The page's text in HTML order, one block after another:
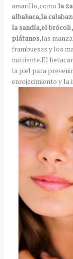
amarillo,como la
albahaca,la
la sandía,el brócoli
plátanos,las
frambuesas y los
nutriente.El
la piel para
enrojecimiento y la